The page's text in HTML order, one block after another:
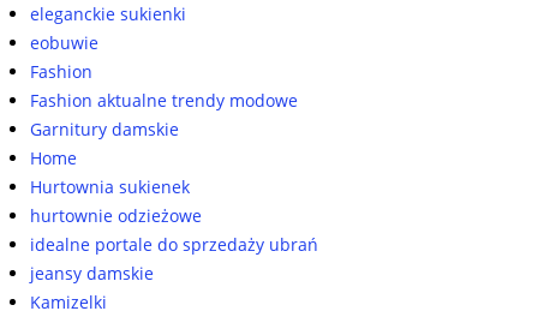
eleganckie sukienki
eobuwie
Fashion
Fashion aktualne trendy modowe
Garnitury damskie
Home
Hurtownia sukienek
hurtownie odzieżowe
idealne portale do sprzedaży ubrań
jeansy damskie
Kamizelki